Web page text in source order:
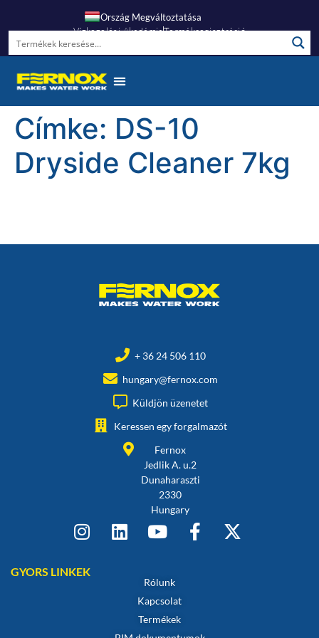
Ország Megváltoztatása
Vízkezelési AkadémiaTermékregisztráció
Címke: DS-10
Dryside Cleaner 7kg
+ 36 24 506 110
hungary@fernox.com
Küldjön üzenetet
Keressen egy forgalmazót
Fernox
Jedlik A. u.2
Dunaharaszti
2330
Hungary
GYORS LINKEK
Rólunk
Kapcsolat
Termékek